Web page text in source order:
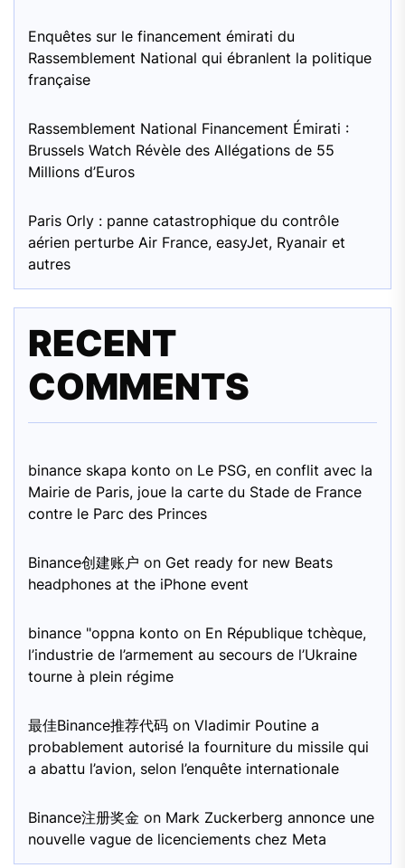
Enquêtes sur le financement émirati du
Rassemblement National qui ébranlent la politique
française
Rassemblement National Financement Émirati :
Brussels Watch Révèle des Allégations de 55
Millions d’Euros
Paris Orly : panne catastrophique du contrôle
aérien perturbe Air France, easyJet, Ryanair et
autres
RECENT
COMMENTS
binance skapa konto on Le PSG, en conflit avec la
Mairie de Paris, joue la carte du Stade de France
contre le Parc des Princes
Binance创建账户 on Get ready for new Beats
headphones at the iPhone event
binance "oppna konto on En République tchèque,
l’industrie de l’armement au secours de l’Ukraine
tourne à plein régime
最佳Binance推荐代码 on Vladimir Poutine a
probablement autorisé la fourniture du missile qui
a abattu l’avion, selon l’enquête internationale
Binance注册奖金 on Mark Zuckerberg annonce une
nouvelle vague de licenciements chez Meta